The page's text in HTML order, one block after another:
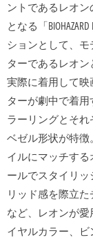
ントであるレオン
となる「
ションとして、
ターであるレオ
実際に着用して映
ターが劇中で着
ラーリングとそ
ベゼル形状が特徴
イルにマッチす
ールでスタイリ
リッド感を際立
など、レオンが
イヤルカラー、